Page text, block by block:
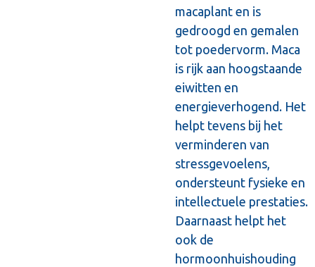
macaplant en is
gedroogd en gemalen
tot poedervorm. Maca
is rijk aan hoogstaande
eiwitten en
energieverhogend. Het
helpt tevens bij het
verminderen van
stressgevoelens,
ondersteunt fysieke en
intellectuele prestaties.
Daarnaast helpt het
ook de
hormoonhuishouding